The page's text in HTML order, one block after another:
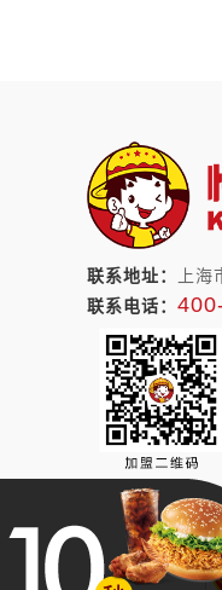
联系地址：
上
联系电话：